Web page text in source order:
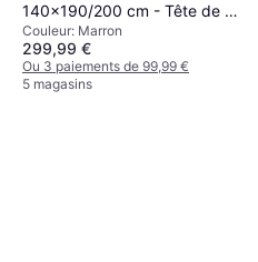
140x190/200 cm - Tête de lit
+ 2 tiroirs - - Beige
Couleur: Marron
299,99 €
Ou 3 paiements de 99,99 €
5 magasins